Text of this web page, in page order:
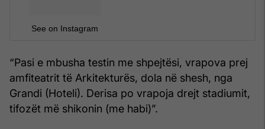
See on Instagram
“Pasi e mbusha testin me shpejtësi, vrapova prej
amfiteatrit të Arkitekturës, dola në shesh, nga
Grandi (Hoteli). Derisa po vrapoja drejt stadiumit,
tifozët më shikonin (me habi)”.